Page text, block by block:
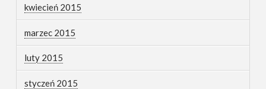
kwiecień 2015
marzec 2015
luty 2015
styczeń 2015